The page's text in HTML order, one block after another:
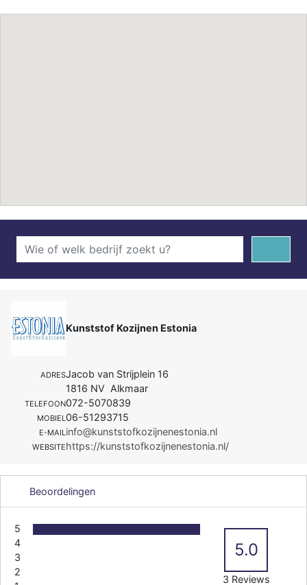
Kunststof Kozijnen Estonia
ADRESJacob van Strijplein 16
1816 NV Alkmaar
TELEFOON072-5070839
MOBIEL 06-51293715
E-MAIL info@kunststofkozijnenestonia.nl
WEBSITEhttps://kunststofkozijnenestonia.nl/
Beoordelingen
5
4
3
2
5.0
3 Reviews